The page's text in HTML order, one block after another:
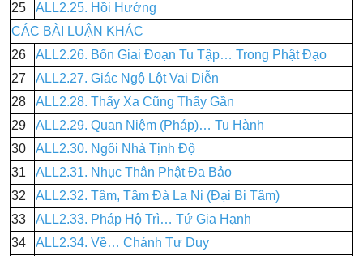
25
ALL2.25. Hồi Hướng
CÁC BÀI LUẬN KHÁC
26
ALL2.26. Bốn Giai Đoạn Tu Tập… Trong Phật Đạo
27
ALL2.27. Giác Ngộ Lột Vai Diễn
28
ALL2.28. Thấy Xa Cũng Thấy Gần
29
ALL2.29. Quan Niệm (Pháp)… Tu Hành
30
ALL2.30. Ngôi Nhà Tịnh Độ
31
ALL2.31. Nhục Thân Phật Đa Bảo
32
ALL2.32. Tâm, Tâm Đà La Ni (Đại Bi Tâm)
33
ALL2.33. Pháp Hộ Trì… Tứ Gia Hạnh
34
ALL2.34. Về… Chánh Tư Duy